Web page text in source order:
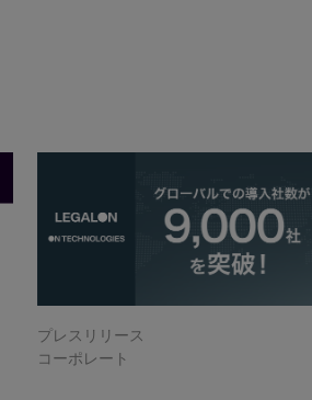
プレスリリース
コーポレート